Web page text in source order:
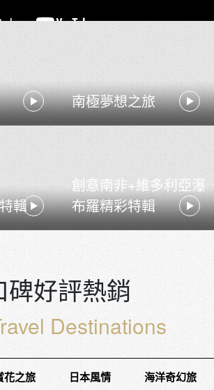
南極夢想之旅
輯
創意南非+維多利亞瀑
布羅精彩特輯
碑好評熱銷
Destinations
花之旅 日本風情 海洋奇幻旅